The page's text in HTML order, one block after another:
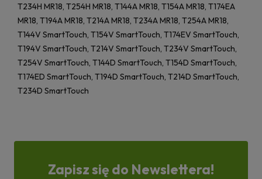
T234H MR18, T254H MR18, T144A MR18, T154A MR18, T174EA
MR18, T194A MR18, T214A MR18, T234A MR18, T254A MR18,
T144V SmartTouch, T154V SmartTouch, T174EV SmartTouch,
T194V SmartTouch, T214V SmartTouch, T234V SmartTouch,
T254V SmartTouch, T144D SmartTouch, T154D SmartTouch,
T174ED SmartTouch, T194D SmartTouch, T214D SmartTouch,
T234D SmartTouch
Zapisz się do Newslettera!